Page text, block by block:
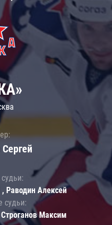
Раводин Алексей
судьи:
Максим